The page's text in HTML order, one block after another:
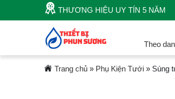
THƯƠNG HIỆU UY TÍN 5 NĂM
Theo
Trang chủ» Phụ Kiện Tưới» Súng